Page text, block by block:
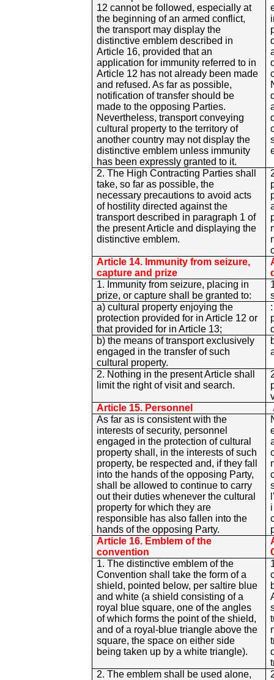
12 cannot be followed, especially at
the beginning of an armed conflict,
the transport may display the
distinctive emblem described in
Article 16, provided that an
application for immunity referred to in
Article 12 has not already been made
and refused. As far as possible,
notification of transfer should be
made to the opposing Parties.
Nevertheless, transport conveying
cultural property to the territory of
another country may not display the
distinctive emblem unless immunity
has been expressly granted to it.
2. The High Contracting Parties shall
take, so far as possible, the
necessary precautions to avoid acts
of hostility directed against the
transport described in paragraph 1 of
the present Article and displaying the
distinctive emblem.
Article 14. Immunity from seizure,
capture and prize
1. Immunity from seizure, placing in
prize, or capture shall be granted to:
a) cultural property enjoying the
protection provided for in Article 12 or
that provided for in Article 13;
b) the means of transport exclusively
engaged in the transfer of such
cultural property.
2. Nothing in the present Article shall
limit the right of visit and search.
Article 15. Personnel
As far as is consistent with the
interests of security, personnel
engaged in the protection of cultural
property shall, in the interests of such
property, be respected and, if they fall
into the hands of the opposing Party,
shall be allowed to continue to carry
out their duties whenever the cultural
property for which they are
responsible has also fallen into the
hands of the opposing Party.
Article 16. Emblem of the
convention
1. The distinctive emblem of the
Convention shall take the form of a
shield, pointed below, per saltire blue
and white (a shield consisting of a
royal blue square, one of the angles
of which forms the point of the shield,
and of a royal-blue triangle above the
square, the space on either side
being taken up by a white triangle).
2. The emblem shall be used alone,